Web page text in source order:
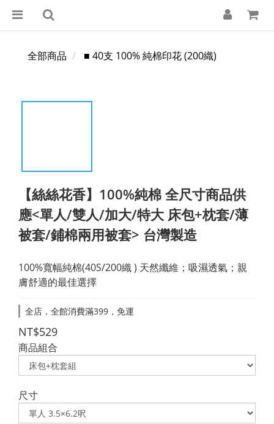
全部商品 ■ 40支 100% 純棉印花 (200織)
【絲絲花香】100%純棉 全尺寸商品供
應<單人/雙人/加大/特大 床包+枕套/薄
被套/鋪棉兩用被套> 台灣製造
100%寬幅純棉(40S/200織 ) 天然纖維；吸濕透氣；親
膚舒適的最佳選擇
全店，全館消費滿399，免運
NT$529
商品組合
尺寸